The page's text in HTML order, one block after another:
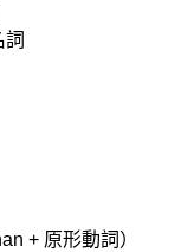
+ 原形動詞）